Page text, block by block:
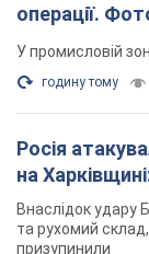
У промисловій
годину тому
Росія
на
Внаслідок
та рухомий
призупинили